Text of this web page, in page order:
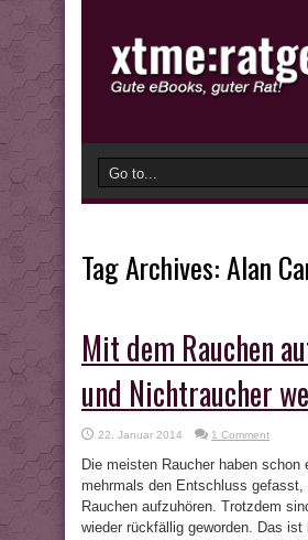
Tag Archives:Alan
Mit dem Rauchen
und Nichtraucher
22. Januar 2014 1 Comment
Die meisten Raucher haben schon
mehrmals den Entschluss gefasst,
Rauchen aufzuhören. Trotzdem
wieder rückfällig geworden. Das ist